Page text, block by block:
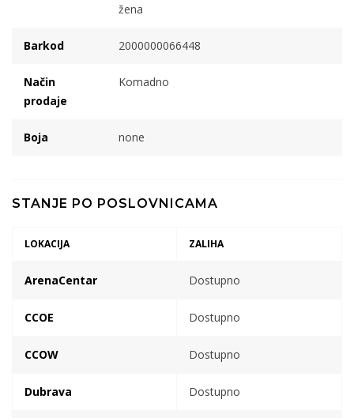
žena
Barkod 2000000066448
Način
prodaje
Komadno
Boja none
STANJE PO POSLOVNICAMA
LOKACIJA ZALIHA
ArenaCentar Dostupno
CCOE Dostupno
CCOW Dostupno
Dubrava Dostupno